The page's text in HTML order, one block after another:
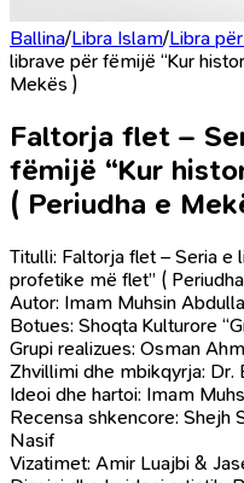
Ballina/Libra Islam/Libra
librave për fëmijë “Kur
Mekës )
Faltorja flet –
fëmijë “Kur
( Periudha e
Titulli: Faltorja flet – Seria e
profetike më flet” (
Autor: Imam Muhsin
Botues: Shoqta Kulturore
Grupi realizues: Osman
Zhvillimi dhe mbikqyrja: Dr.
Ideoi dhe hartoi: Imam
Recensa shkencore: Shejh
Nasif
Vizatimet: Amir Luajbi &